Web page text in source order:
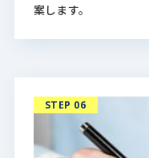
案します。